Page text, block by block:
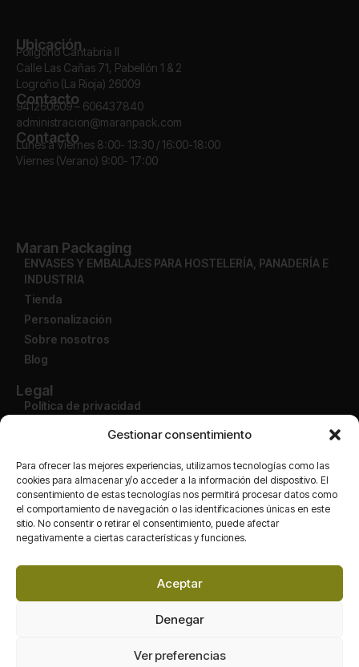
Gestionar consentimiento
Para ofrecer las mejores experiencias, utilizamos tecnologías como las
cookies para almacenar y/o acceder a la información del dispositivo. El
consentimiento de estas tecnologías nos permitirá procesar datos como
el comportamiento de navegación o las identificaciones únicas en este
sitio. No consentir o retirar el consentimiento, puede afectar
negativamente a ciertas características y funciones.
Aceptar
Denegar
Ver preferencias
Ubicación
Polígono Cantabria II
Calle Las Cañas 71, Pabellón 1 & 2
Logroño (La Rioja) 26009
Contacto
941260609 – 606437840
administracion@maranpack.com
Contacto
Lunes a Viernes 8:00- 13:30 / 16:00-18:00
Viernes (Verano) 9:00- 17:00
Maran Packaging
ENVASES Y EMBALAJES PARA HOSTELERÍA, PANADERÍA E
INDUSTRIA
Tienda
Personalización
Sobre nosotros
Blog
Legal
Política de privacidad
Política de devolución
Cuenta
Mi cuenta
Finalizar compra
Redes